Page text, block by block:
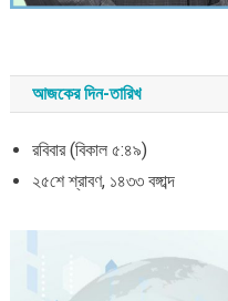
আজকের দিন-তারিখ
রবিবার (বিকাল ৫:৪৯)
২৫শে শ্রাবণ, ১৪৩৩ বঙ্গাব্দ